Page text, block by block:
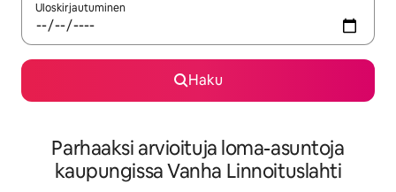
Uloskirjautuminen
Haku
Parhaaksi arvioituja loma-asuntoja
kaupungissa Vanha Linnoituslahti